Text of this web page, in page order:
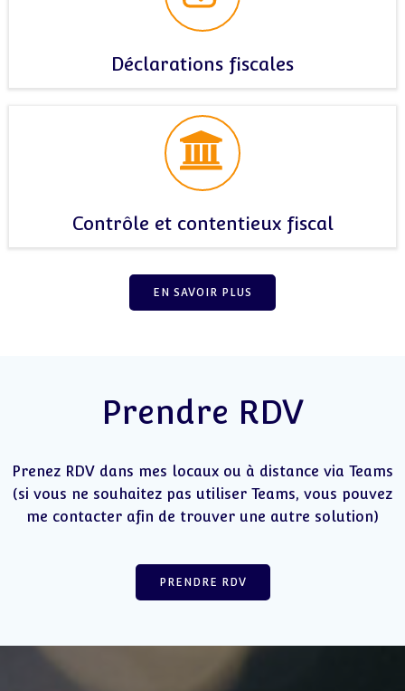
Déclarations fiscales
Contrôle et contentieux fiscal
EN SAVOIR PLUS
Prendre RDV
Prenez RDV dans mes locaux ou à distance via Teams
(si vous ne souhaitez pas utiliser Teams, vous pouvez
me contacter afin de trouver une autre solution)
PRENDRE RDV